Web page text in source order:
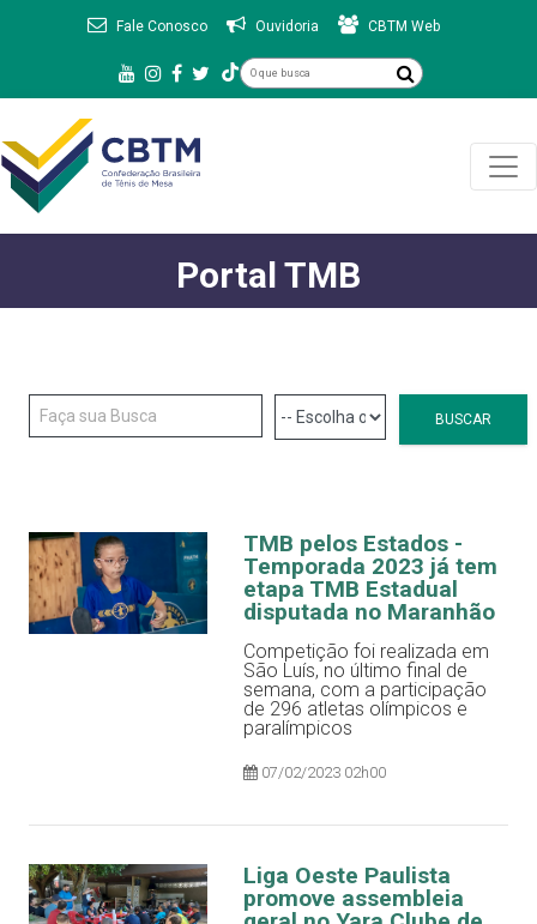
Fale Conosco Ouvidoria CBTM Web
Portal TMB
BUSCAR
TMB pelos Estados -
Temporada 2023 já tem
etapa TMB Estadual
disputada no Maranhão
Competição foi realizada em
São Luís, no último final de
semana, com a participação
de 296 atletas olímpicos e
paralímpicos
07/02/2023 02h00
Liga Oeste Paulista
promove assembleia